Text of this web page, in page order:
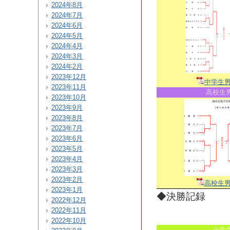
中学生
高校生
高校生
◆決勝記録
2024年8月
2024年7月
2024年6月
2024年5月
2024年4月
2024年3月
2024年2月
2023年12月
2023年11月
2023年10月
2023年9月
2023年8月
2023年7月
2023年6月
2023年5月
2023年4月
2023年3月
2023年2月
2023年1月
2022年12月
2022年11月
2022年10月